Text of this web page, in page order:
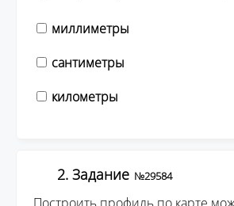
миллиметры
сантиметры
километры
2. Задание №29584